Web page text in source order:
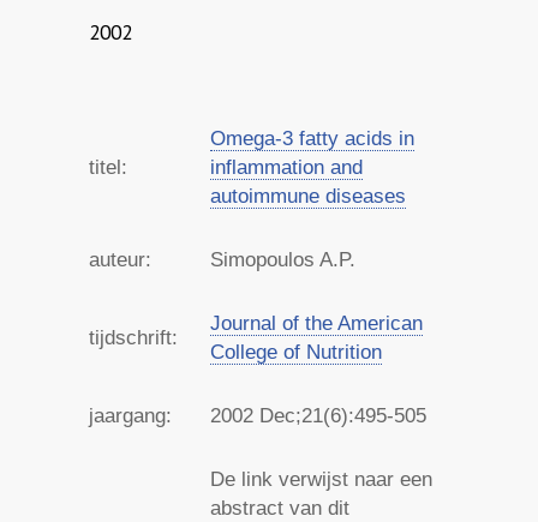
2002
titel:
Omega-3 fatty acids in
inflammation and
autoimmune diseases
auteur: Simopoulos A.P.
tijdschrift:
Journal of the American
College of Nutrition
jaargang: 2002 Dec;21(6):495-505
De link verwijst naar een
abstract van dit